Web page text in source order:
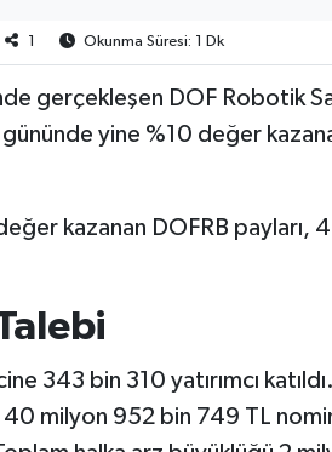
Okunma Süresi: 1 Dk
gerçekleşen DOF Robotik
yine %10 değer
kazanan DOFRB payları,
343 bin 310 yatırımcı
milyon 952 bin 749 TL